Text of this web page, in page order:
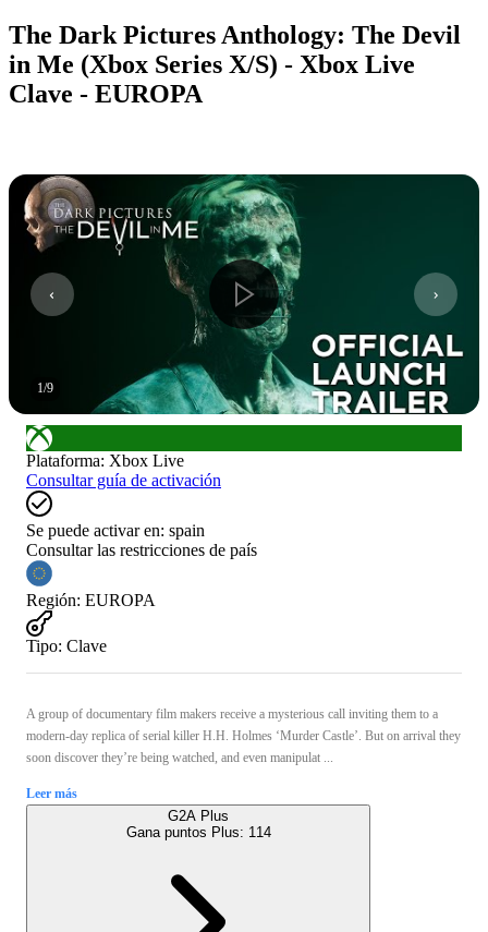
The Dark Pictures Anthology: The Devil
in Me (Xbox Series X/S) - Xbox Live
Clave - EUROPA
1/9
Plataforma: Xbox Live
Consultar guía de activación
Se puede activar en: spain
Consultar las restricciones de país
Región: EUROPA
Tipo: Clave
A group of documentary film makers receive a mysterious call inviting them to a
modern-day replica of serial killer H.H. Holmes ‘Murder Castle’. But on arrival they
soon discover they’re being watched, and even manipulat ...
Leer más
G2A Plus
Gana puntos Plus: 114